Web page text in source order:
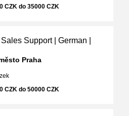
CZK do 35000 CZK
Support | German |
Praha
CZK do 50000 CZK